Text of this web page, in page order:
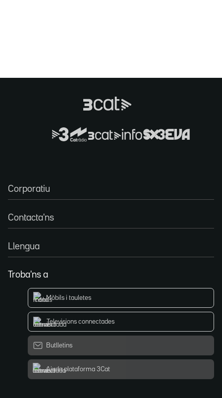
Corporatiu
Contacta'ns
Llengua
Troba'ns a
Mòbils i tauletes
Televisions connectades
Butlletins
Ajuda plataforma 3Cat